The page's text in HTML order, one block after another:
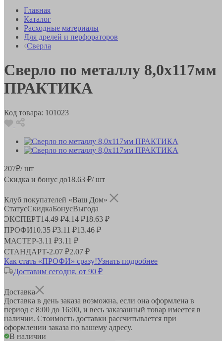
Главная
Каталог
Расходные материалы
Для дрелей и перфораторов
Сверла
Сверло по металлу 8,0х117мм
ПРАКТИКА
Код товара: 101023
207₽/ шт
Скидка и бонус до18.63 ₽/ шт
Клуб покупателей «Ваш Дом»
СтатусСкидкаБонусВыгода
ЭКСПЕРТ14.49 ₽4.14 ₽18.63 ₽
ПРОФИ10.35 ₽3.11 ₽13.46 ₽
МАСТЕР-3.11 ₽3.11 ₽
СТАНДАРТ-2.07 ₽2.07 ₽
Как стать «ПРОФИ» сразу!Узнать подробнее
Доставим сегодня, от 90 ₽
Доставка
Доставка в день заказа возможна, если она оформлена в
период с 8:00 до 16:00, и весь заказанный товар имеется в
наличии. Стоимость доставки рассчитывается при
оформлении заказа по вашему адресу.
В наличии